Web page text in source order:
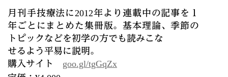
月刊手技療法に2012年より連載中の記事を１
年ごとにまとめた集冊版。基本理論、季節の
トピックなどを初学の方でも読みこな
せるよう平易に説明。
購入サイト goo.gl/tgGqZx